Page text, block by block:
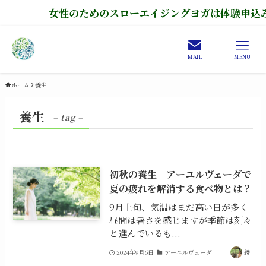
女性のためのスローエイジングヨガは体験申
MAIL MENU
ホーム 養生
養生 – tag –
初秋の養生 アーユルヴェーダで
夏の疲れを解消する食べ物とは？
9月上旬、気温はまだ高い日が多く
昼間は暑さを感じますが季節は刻々
と進んでいるも...
2024年9月6日 アーユルヴェーダ 綾